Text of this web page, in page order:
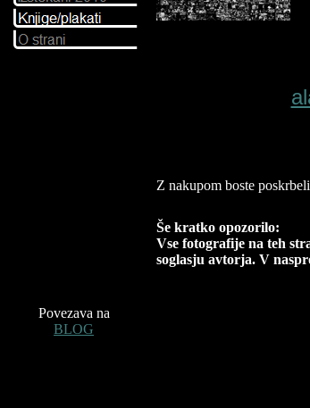
Povezava na
BLOG
Z nakupom boste
Še kratko opozorilo:
Vse fotografije na teh
soglasju avtorja. V